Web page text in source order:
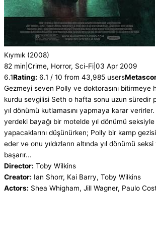
Kıymık (2008)
82 min Crime, Horror, Sci-Fi 03 Apr 2009
6.1Rating: 6.1 / 10 from 43,985 users
Gezmeyi seven Polly ve doktorasını bitirmeye
kurdu sevgilisi Seth o hafta sonu uzun süredir
yıl dönümü kutlamasını yapmaya karar
yerdeki bayağı bir motelde yıl dönümü
yapacaklarını düşünürken; Polly bir kamp
eder ve onu yıldızların altında yıl dönümü
başarır...
Director: Toby Wilkins
Creator: Ian Shorr, Kai Barry, Toby Wilkins
Actors: Shea Whigham, Jill Wagner, Paulo